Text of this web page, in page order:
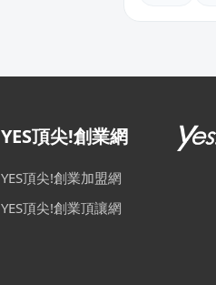
YES頂尖!創業網
YES頂尖!創業加盟網
YES頂尖!創業頂讓網